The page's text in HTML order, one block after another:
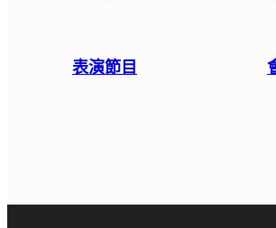
表演節目